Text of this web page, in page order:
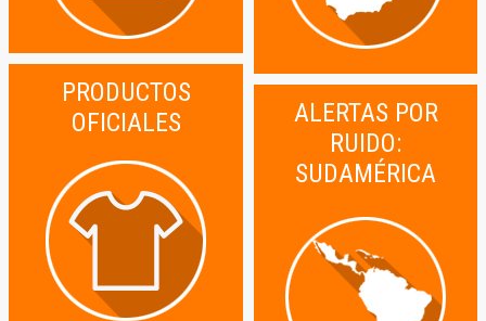
PRODUCTOS
OFICIALES
ALERTAS POR
RUIDO:
SUDAMÉRICA